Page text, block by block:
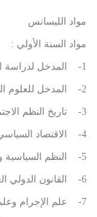
مواد الليسانس
مواد السنة الأولي :
1- المدخل لدراسة الفقه الإسلامي ونظرياته العامة .
2- المدخل للعلوم القانونية .
3- تاريخ النظم الاجتماعية والقانونية .
4- الاقتصاد السياسي .
5- النظم السياسية والقانون الدستوري .
6- القانون الدولي العام .
7- علم الإجرام وعلم العقاب .